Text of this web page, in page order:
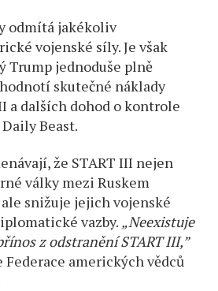
odmítá jakékoliv
vojenské síly. Je však
Trump jednoduše plně
skutečné náklady
a dalších dohod o kontrole
Beast.
že START III nejen
války mezi Ruskem
snižuje jejich vojenské
vazby. „Neexistuje
z odstranění START III,”
amerických vědců